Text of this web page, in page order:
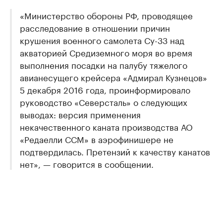
«Министерство обороны РФ, проводящее
расследование в отношении причин
крушения военного самолета Су-33 над
акваторией Средиземного моря во время
выполнения посадки на палубу тяжелого
авианесущего крейсера «Адмирал Кузнецов»
5 декабря 2016 года, проинформировало
руководство «Северсталь» о следующих
выводах: версия применения
некачественного каната производства АО
«Редаелли ССМ» в аэрофинишере не
подтвердилась. Претензий к качеству канатов
нет», — говорится в сообщении.